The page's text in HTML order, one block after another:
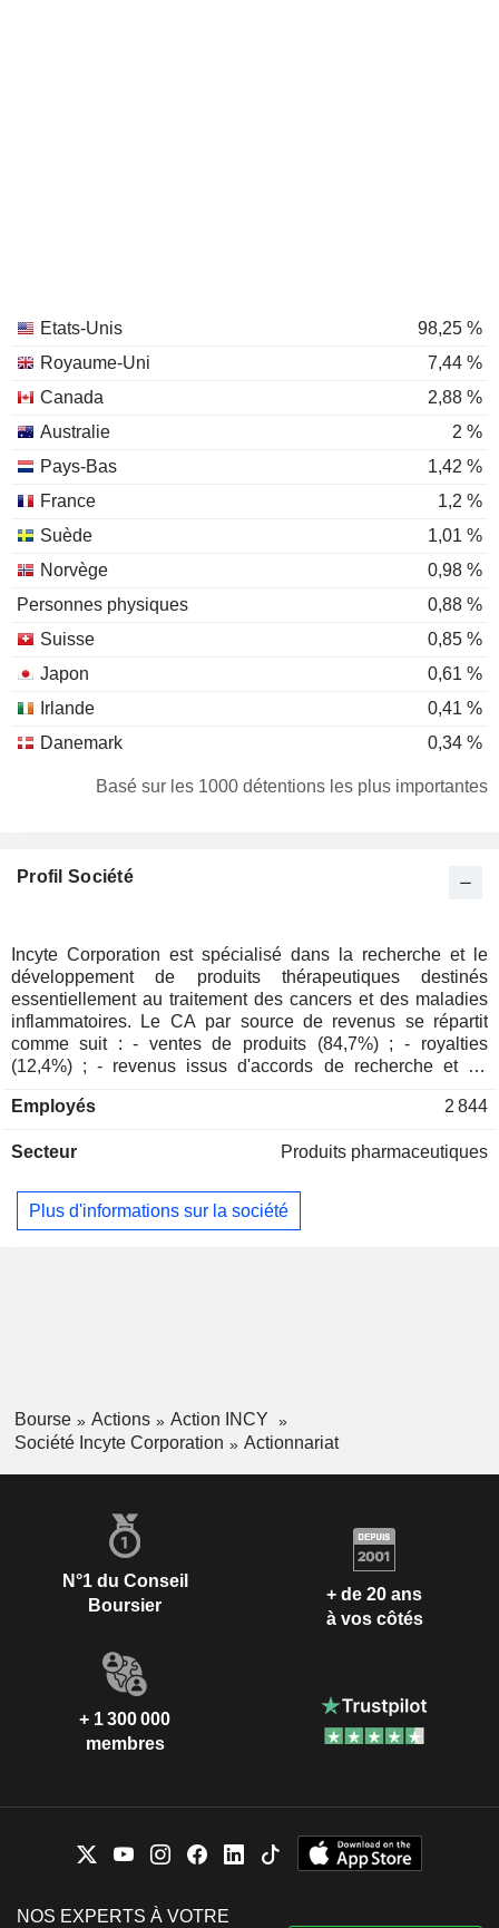
Etats-Unis
98,25 %
Royaume-Uni
7,44 %
Canada
2,88 %
Australie
2 %
Pays-Bas
1,42 %
France
1,2 %
Suède
1,01 %
Norvège
0,98 %
Personnes physiques
0,88 %
Suisse
0,85 %
Japon
0,61 %
Irlande
0,41 %
Danemark
0,34 %
Luxembourg
0,33 %
Italie
0,18 %
Espagne
0,08 %
Nouvelle-Zélande
0,06 %
Porto Rico
0,05 %
Hong Kong
0,04 %
Chine
0,03 %
République Tchèque
Autriche
Basé sur les 1000 détentions les plus importantes
Profil Société
Incyte Corporation est spécialisé dans la recherche et le
développement de produits thérapeutiques destinés
essentiellement au traitement des cancers et des maladies
inflammatoires. Le CA par source de revenus se répartit
comme suit : - ventes de produits (84,7%) ; - royalties
(12,4%) ; - revenus issus d'accords de recherche et de
Employés
2 844
Secteur Produits pharmaceutiques
Plus d'informations sur la société
Bourse Actions
Action INCY
Société Incyte Corporation
Actionnariat
N°1 du Conseil
Boursier
+ de 20 ans
à vos côtés
+ 1 300 000
membres
NOS EXPERTS À VOTRE